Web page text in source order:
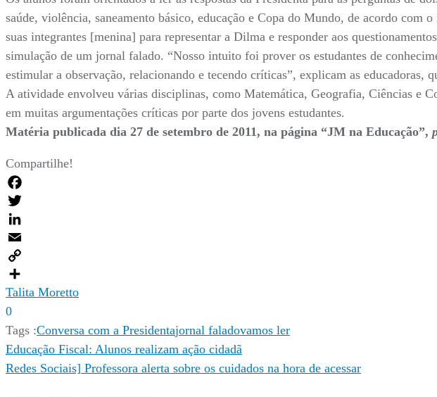
saúde, violência, saneamento básico, educação e Copa do Mundo, de acordo com
suas integrantes [menina] para representar a Dilma e responder aos
simulação de um jornal falado. “Nosso intuito foi prover os estudantes de
estimular a observação, relacionando e tecendo críticas”, explicam as educadoras,
A atividade envolveu várias disciplinas, como Matemática, Geografia, Ciências e
em muitas argumentações críticas por parte dos jovens estudantes.
Matéria publicada dia 27 de setembro de 2011, na página “JM na Educação”,
Compartilhe!
Facebook
Twitter
LinkedIn
Email
Copy
Link
Compartilhar
Talita Moretto
0
Tags :Conversa com a Presidentajornal faladovamos ler
Navegação
Educação Fiscal: Alunos realizam ação cidadã
Redes Sociais] Professora alerta sobre os cuidados na hora de acessar